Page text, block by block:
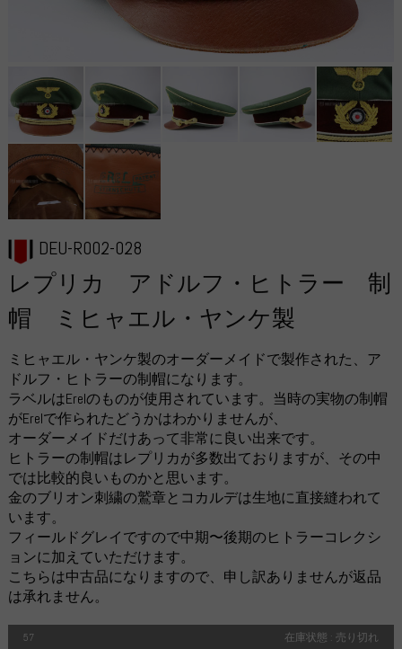
DEU-R002-028
レプリカ アドルフ・ヒトラー 制
帽 ミヒャエル・ヤンケ製
ミヒャエル・ヤンケ製のオーダーメイドで製作された、ア
ドルフ・ヒトラーの制帽になります。
ラベルはErelのものが使用されています。当時の実物の制帽
がErelで作られたどうかはわかりませんが、
オーダーメイドだけあって非常に良い出来です。
ヒトラーの制帽はレプリカが多数出ておりますが、その中
では比較的良いものかと思います。
金のブリオン刺繍の鷲章とコカルデは生地に直接縫われて
います。
フィールドグレイですので中期〜後期のヒトラーコレクシ
ョンに加えていただけます。
こちらは中古品になりますので、申し訳ありませんが返品
は承れません。
57 在庫状態 : 売り切れ